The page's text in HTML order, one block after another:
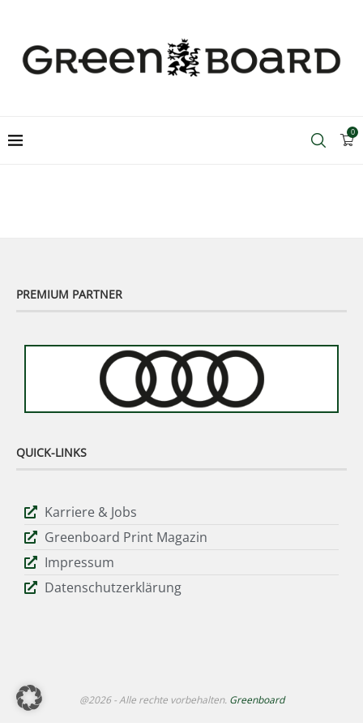
0
PREMIUM PARTNER
QUICK-LINKS
Karriere & Jobs
Greenboard Print Magazin
Impressum
Datenschutzerklärung
@2026 - Alle rechte vorbehalten. Greenboard